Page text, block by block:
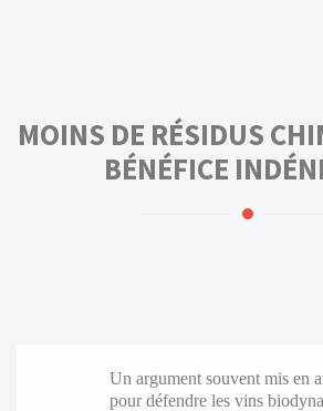
MOINS DE RÉSIDUS
BÉNÉFICE
Un argument souvent mis en
pour défendre les vins